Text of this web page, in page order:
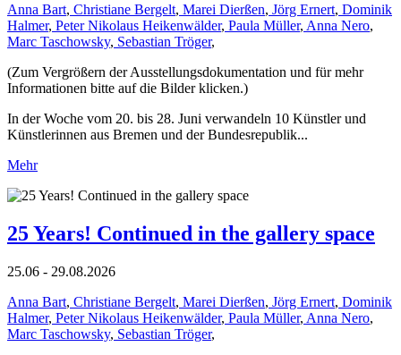
Anna Bart, Christiane Bergelt, Marei Dierßen, Jörg Ernert, Dominik
Halmer, Peter Nikolaus Heikenwälder, Paula Müller, Anna Nero,
Marc Taschowsky, Sebastian Tröger,
(Zum Vergrößern der Ausstellungsdokumentation und für mehr
Informationen bitte auf die Bilder klicken.)
In der Woche vom 20. bis 28. Juni verwandeln 10 Künstler und
Künstlerinnen aus Bremen und der Bundesrepublik...
Mehr
25 Years! Continued in the gallery space
25.06 - 29.08.2026
Anna Bart, Christiane Bergelt, Marei Dierßen, Jörg Ernert, Dominik
Halmer, Peter Nikolaus Heikenwälder, Paula Müller, Anna Nero,
Marc Taschowsky, Sebastian Tröger,